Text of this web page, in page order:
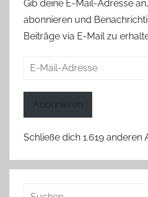
Gib deine E-Mail-Adresse
abonnieren und
Beiträge via E-Mail zu
E-
Abonnieren
Schließe dich 1.619 anderen
Suchen